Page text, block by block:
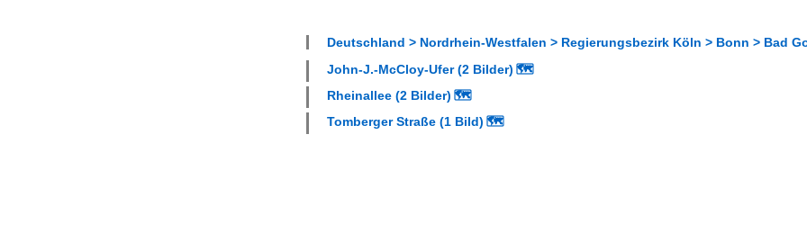
Deutschland > Nordrhein-Westfalen > Regierungsbezirk Köln > Bonn > Bad
John-J.-McCloy-Ufer (2 Bilder) 🗺
Rheinallee (2 Bilder) 🗺
Tomberger Straße (1 Bild) 🗺